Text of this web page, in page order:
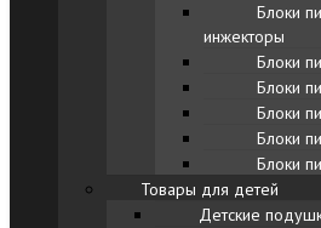
Блоки
инжекторы
Блоки
Блоки
Блоки
Блоки
Блоки
Товары для детей
Детские